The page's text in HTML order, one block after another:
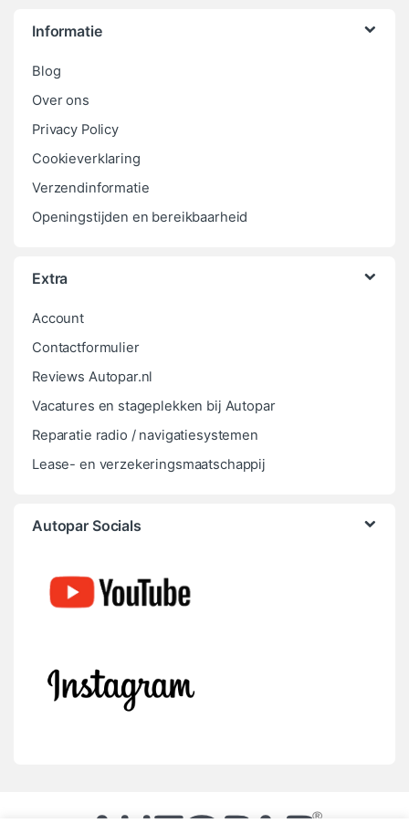
Informatie
Blog
Over ons
Privacy Policy
Cookieverklaring
Verzendinformatie
Openingstijden en bereikbaarheid
Extra
Account
Contactformulier
Reviews Autopar.nl
Vacatures en stageplekken bij Autopar
Reparatie radio / navigatiesystemen
Lease- en verzekeringsmaatschappij
Autopar Socials